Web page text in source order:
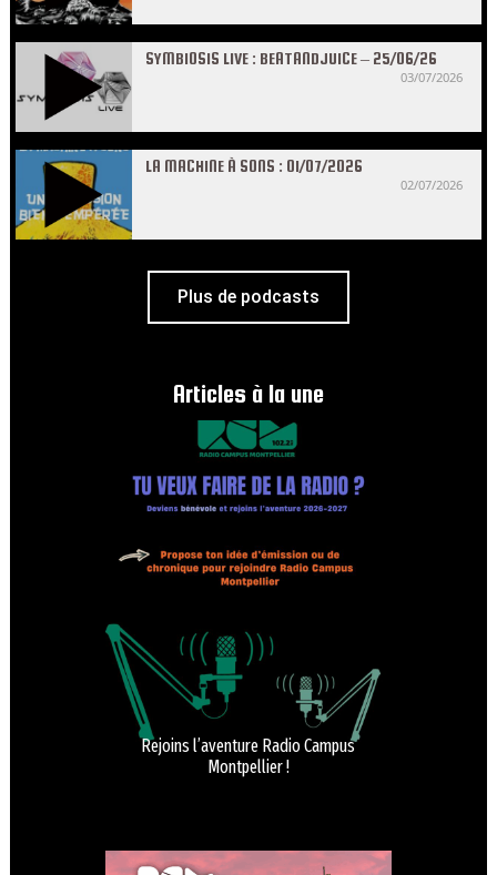
SYMBIOSIS LIVE : BEATANDJUICE – 25/06/26
03/07/2026
LA MACHINE À SONS : 01/07/2026
02/07/2026
Plus de podcasts
Articles à la une
Rejoins l’aventure Radio Campus
Montpellier !